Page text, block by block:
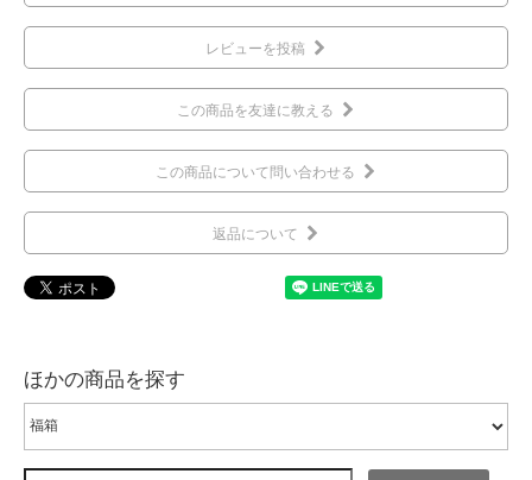
レビューを投稿
この商品を友達に教える
この商品について問い合わせる
返品について
ほかの商品を探す